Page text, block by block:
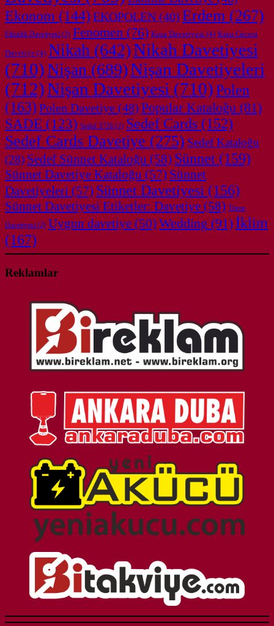
Ekonom (144) EKOPOLEN (40) Erdem (267)
Etkinlik Davetiyesi (2) Fenomen (76) Kına Davetiyesi (4) Kına Gecesi
Davetiye (4) Nikah (642)Nikah Davetiyesi
(710)Nişan (689)Nişan Davetiyeleri
(712)Nişan Davetiyesi (710)Polen
(163) Polen Davetiye (48) Popular Kataloğu (81)
SADE (123) Sedef 3726 (2) Sedef Cards (152)
Sedef Cards Davetiye (275) Sedef Kataloğu
(28) Sedef Sünnet Kataloğu (58) Sünnet (159)
Sünnet Davetiye Kataloğu (57) Sünnet
Davetiyeleri (57) Sünnet Davetiyesi (156)
Sünnet Davetiyesi Etiketler: Davetiye (58) Tören
Davetiyesi (2) Uygun davetiye (50) Wedding (91) İklim
(167)
Reklamlar